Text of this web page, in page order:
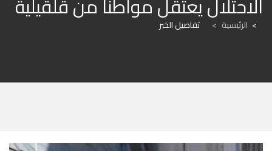
الرئيسية > تفاصيل الخبر